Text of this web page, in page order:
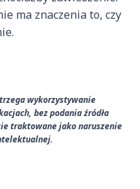
ma znaczenia to, czy
wykorzystywanie
bez podania źródła
traktowane jako naruszenie